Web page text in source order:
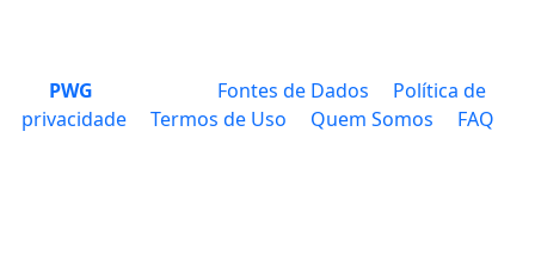
PWG Fontes de Dados
Política de
privacidade
Termos de Uso Quem Somos FAQ